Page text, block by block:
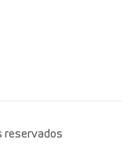
reservados